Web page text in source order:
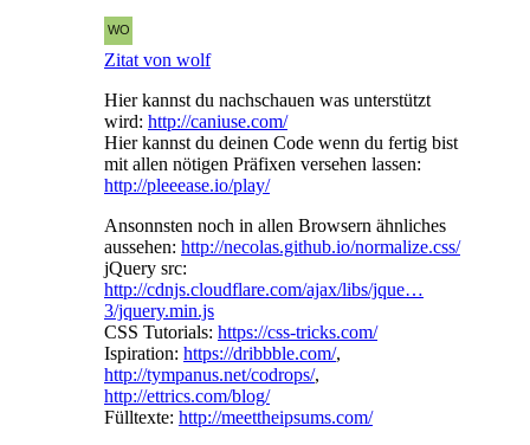
Zitat von wolf
Hier kannst du nachschauen was unterstützt
wird: http://caniuse.com/
Hier kannst du deinen Code wenn du fertig bist
mit allen nötigen Präfixen versehen lassen:
http://pleeease.io/play/
Ansonnsten noch in allen Browsern ähnliches
aussehen: http://necolas.github.io/normalize.css/
jQuery src:
http://cdnjs.cloudflare.com/ajax/libs/jque…
3/jquery.min.js
CSS Tutorials: https://css-tricks.com/
Ispiration: https://dribbble.com/,
http://tympanus.net/codrops/,
http://ettrics.com/blog/
Fülltexte: http://meettheipsums.com/